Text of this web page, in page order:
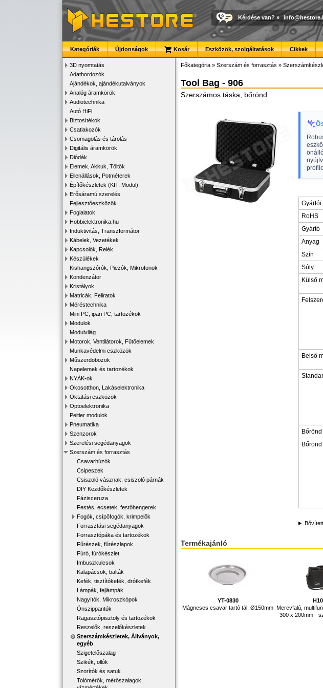
Kérdése van? »
Kategóriák Újdonságok Kosár Eszközök, szolgáltatások Cikkek
3D nyomtatás
Adathordozók
Ajándékok, ajándékutalványok
Analóg áramkörök
Audiotechnika
Autó HiFi
Biztosítékok
Csatlakozók
Csomagolás és tárolás
Digitális áramkörök
Diódák
Elemek, Akkuk, Töltők
Ellenállások, Potméterek
Építőkészletek (KIT, Modul)
Erősáramú szerelés
Fejlesztőeszközök
Foglalatok
Hobbielektronika.hu
Induktivitás, Transzformátor
Kábelek, Vezetékek
Kapcsolók, Relék
Készülékek
Kishangszórók, Piezók, Mikrofonok
Kondenzátor
Kristályok
Matricák, Feliratok
Méréstechnika
Mini PC, ipari PC, tartozékok
Modulok
Modulvilág
Motorok, Ventilátorok, Fűtőelemek
Munkavédelmi eszközök
Műszerdobozok
Napelemek és tartozékok
NYÁK-ok
Okosotthon, Lakáselektronika
Oktatási eszközök
Optoelektronika
Peltier modulok
Pneumatika
Szenzorok
Szerelési segédanyagok
Szerszám és forrasztás
Csavarhúzók
Csipeszek
Csiszoló vásznak, csiszoló párnák
DIY Kezdőkészletek
Fázisceruza
Festés, ecsetek, festőhengerek
Fogók, csípőfogók, krimpelők
Forrasztási segédanyagok
Forrasztópáka és tartozékok
Fűrészek, fűrészlapok
Fúró, fúrókészlet
Imbuszkulcsok
Kalapácsok, balták
Kefék, tisztítókefék, drótkefék
Lámpák, fejlámpák
Nagyítók, Mikroszkópok
Ónszippantók
Ragasztópisztoly és tartozékok
Reszelők, reszelőkészletek
Szerszámkészletek, Állványok,
egyéb
Szigetelőszalag
Szikék, ollók
Szorítók és satuk
Tolómérők, mérőszalagok,
Főkategória » Szerszám és forrasztás »
Tool Bag - 906
Szerszámos táska, bőrönd
RoHS
Gyártó
Anyag
Szín
Súly
Külső
Belső
Termékajánló
YT-0830
Mágneses csavar tartó tál, Ø150mm Merevfalú,
300 x 200mm -